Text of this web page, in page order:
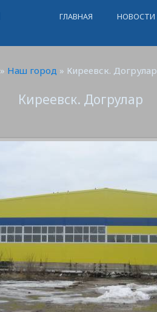
ГЛАВНАЯ НОВОСТИ
» Наш город » Киреевск. Догрулар
Киреевск. Догрулар